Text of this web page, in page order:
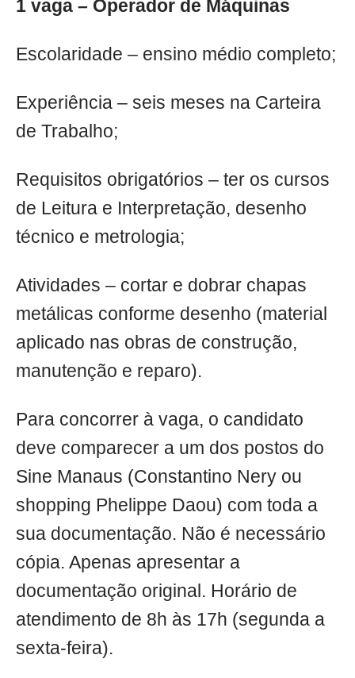
1 vaga – Operador de Máquinas
Escolaridade – ensino médio completo;
Experiência – seis meses na Carteira
de Trabalho;
Requisitos obrigatórios – ter os cursos
de Leitura e Interpretação, desenho
técnico e metrologia;
Atividades – cortar e dobrar chapas
metálicas conforme desenho (material
aplicado nas obras de construção,
manutenção e reparo).
Para concorrer à vaga, o candidato
deve comparecer a um dos postos do
Sine Manaus (Constantino Nery ou
shopping Phelippe Daou) com toda a
sua documentação. Não é necessário
cópia. Apenas apresentar a
documentação original. Horário de
atendimento de 8h às 17h (segunda a
sexta-feira).